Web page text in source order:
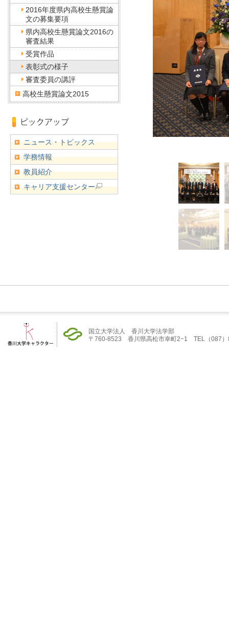
2016年度県内高校生懸賞論
文の募集要項
県内高校生懸賞論文2016の
審査結果
受賞作品
表彰式の様子
審査委員の講評
高校生懸賞論文2015
ニュース・トピックス
学務情報
教員紹介
キャリア支援センター
国立大学法人 香川大学法学部
〒760-8523 香川県高松市幸町2−1 TEL（087）